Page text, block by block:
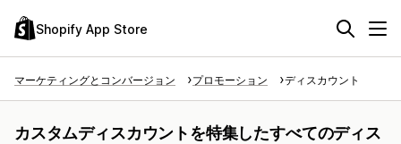
Shopify App Store
マーケティングとコンバージョン プロモーション ディスカウント
カスタムディスカウントを特集したすべてのディス